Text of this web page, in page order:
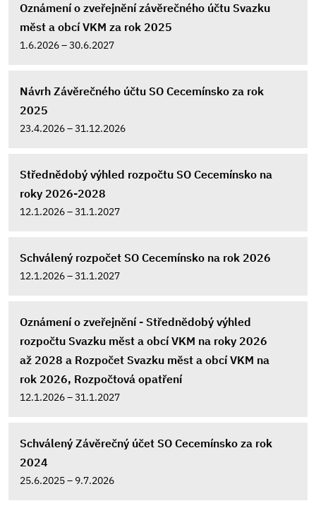
Oznámení o zveřejnění závěrečného účtu Svazku
měst a obcí VKM za rok 2025
1.6.2026 – 30.6.2027
Návrh Závěrečného účtu SO Cecemínsko za rok
2025
23.4.2026 – 31.12.2026
Střednědobý výhled rozpočtu SO Cecemínsko na
roky 2026-2028
12.1.2026 – 31.1.2027
Schválený rozpočet SO Cecemínsko na rok 2026
12.1.2026 – 31.1.2027
Oznámení o zveřejnění - Střednědobý výhled
rozpočtu Svazku měst a obcí VKM na roky 2026
až 2028 a Rozpočet Svazku měst a obcí VKM na
rok 2026, Rozpočtová opatření
12.1.2026 – 31.1.2027
Schválený Závěrečný účet SO Cecemínsko za rok
2024
25.6.2025 – 9.7.2026